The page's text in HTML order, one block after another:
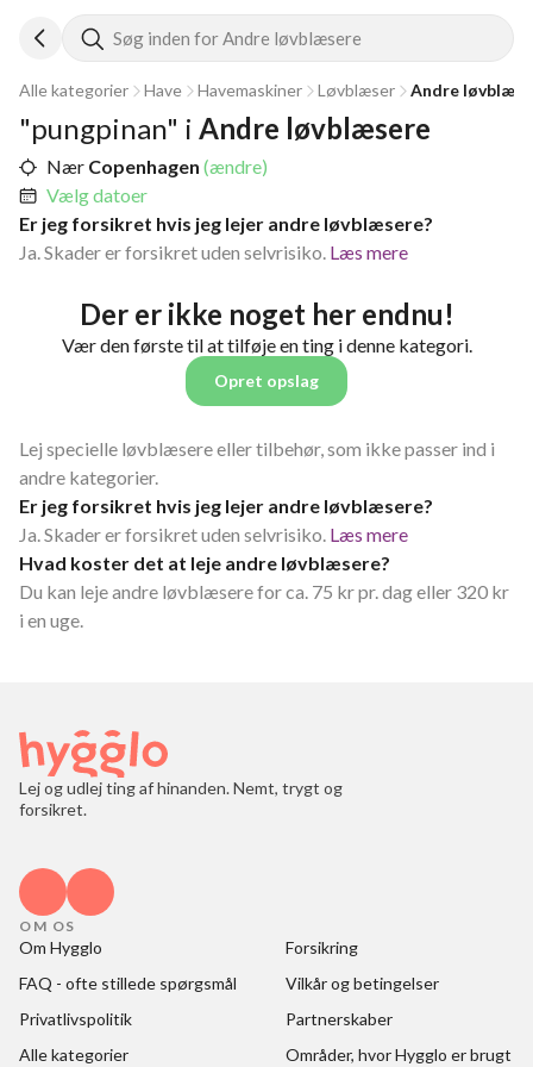
Søg inden for Andre løvblæsere
Alle kategorier Have Havemaskiner Løvblæser Andre
"pungpinan" i Andre løvblæsere
Nær Copenhagen (ændre)
Vælg datoer
Er jeg forsikret hvis jeg lejer andre løvblæsere?
Ja. Skader er forsikret uden selvrisiko. Læs mere
Der er ikke noget her endnu!
Vær den første til at tilføje en ting i denne kategori.
Opret opslag
Lej specielle løvblæsere eller tilbehør, som ikke passer ind i
andre kategorier.
Er jeg forsikret hvis jeg lejer andre løvblæsere?
Ja. Skader er forsikret uden selvrisiko. Læs mere
Hvad koster det at leje andre løvblæsere?
Du kan leje andre løvblæsere for ca. 75 kr pr. dag eller 320 kr
i en uge.
Lej og udlej ting af hinanden. Nemt, trygt og
forsikret.
OM OS
Om Hygglo
Forsikring
FAQ - ofte stillede spørgsmål
Vilkår og betingelser
Privatlivspolitik
Partnerskaber
Alle kategorier
Områder, hvor Hygglo er brugt